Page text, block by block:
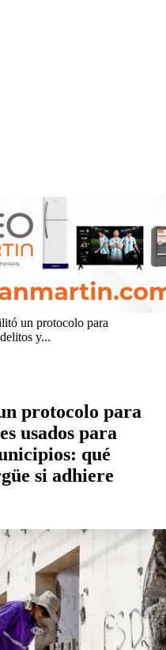
un protocolo para
y...
protocolo para
usados para
qué
si adhiere